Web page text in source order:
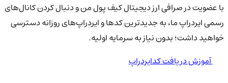
با عضویت در صرافی ارز دیجیتال کیف پول من و دنبال کردن کانال‌های
رسمی ایردراپ ما، به جدیدترین کدها و ایردراپ‌های روزانه دسترسی
خواهید داشت؛ بدون نیاز به سرمایه اولیه.
آموزش دریافت کدایردراپ